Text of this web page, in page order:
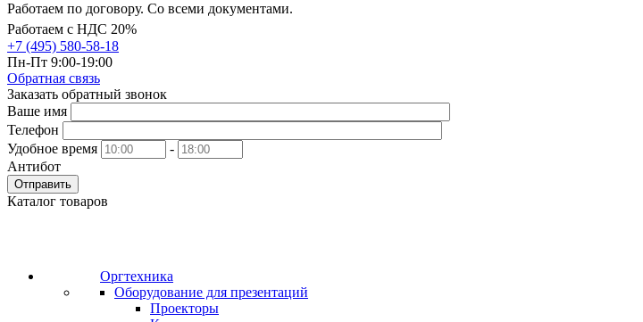
Работаем по договору. Со всеми документами.
Работаем с НДС 20%
+7 (495) 580-58-18
Пн-Пт 9:00-19:00
Обратная связь
Заказать обратный звонок
Ваше имя
Телефон
Удобное время
-
Антибот
Отправить
Каталог товаров
Оргтехника
Оборудование для презентаций
Проекторы